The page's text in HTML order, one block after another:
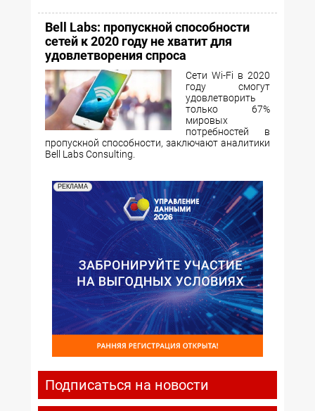
Bell Labs: пропускной способности
сетей к 2020 году не хватит для
удовлетворения спроса
Сети Wi-Fi в 2020
году смогут
удовлетворить
только 67%
мировых
потребностей в
пропускной способности, заключают аналитики
Bell Labs Consulting.
РЕКЛАМА
Подписаться на новости